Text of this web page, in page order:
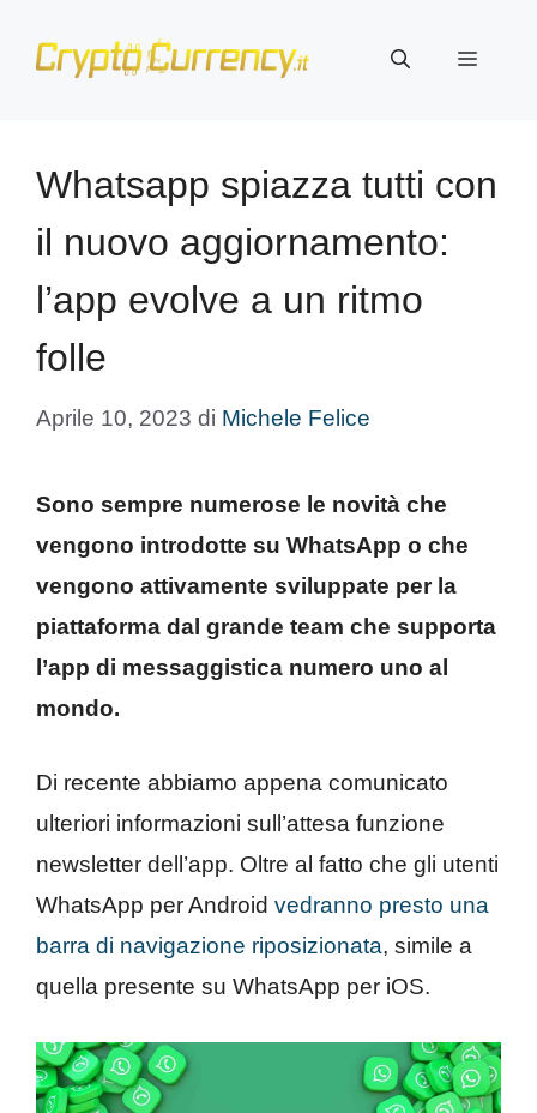
Menu
Whatsapp spiazza tutti con
il nuovo aggiornamento:
l’app evolve a un ritmo
folle
Aprile 10, 2023 di Michele Felice
Sono sempre numerose le novità che
vengono introdotte su WhatsApp o che
vengono attivamente sviluppate per la
piattaforma dal grande team che supporta
l’app di messaggistica numero uno al
mondo.
Di recente abbiamo appena comunicato
ulteriori informazioni sull’attesa funzione
newsletter dell’app. Oltre al fatto che gli utenti
WhatsApp per Android vedranno presto una
barra di navigazione riposizionata, simile a
quella presente su WhatsApp per iOS.